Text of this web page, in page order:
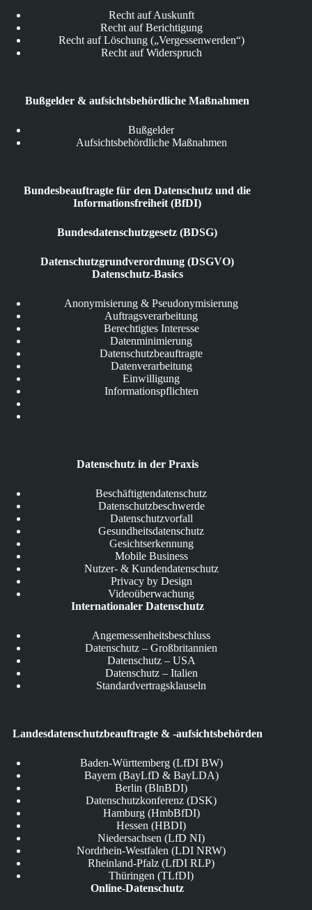
Recht auf Auskunft
Recht auf Berichtigung
Recht auf Löschung („Vergessenwerden“)
Recht auf Widerspruch
Bußgelder & aufsichtsbehördliche Maßnahmen
Bußgelder
Aufsichtsbehördliche Maßnahmen
Bundesbeauftragte für den Datenschutz und die
Informationsfreiheit (BfDI)
Bundesdatenschutzgesetz (BDSG)
Datenschutzgrundverordnung (DSGVO)
Datenschutz-Basics
Anonymisierung & Pseudonymisierung
Auftragsverarbeitung
Berechtigtes Interesse
Datenminimierung
Datenschutzbeauftragte
Datenverarbeitung
Einwilligung
Informationspflichten
Datenschutz in der Praxis
Beschäftigtendatenschutz
Datenschutzbeschwerde
Datenschutzvorfall
Gesundheitsdatenschutz
Gesichtserkennung
Mobile Business
Nutzer- & Kundendatenschutz
Privacy by Design
Videoüberwachung
Internationaler Datenschutz
Angemessenheitsbeschluss
Datenschutz – Großbritannien
Datenschutz – USA
Datenschutz – Italien
Standardvertragsklauseln
Landesdatenschutzbeauftragte & -aufsichtsbehörden
Baden-Württemberg (LfDI BW)
Bayern (BayLfD & BayLDA)
Berlin (BlnBDI)
Datenschutzkonferenz (DSK)
Hamburg (HmbBfDI)
Hessen (HBDI)
Niedersachsen (LfD NI)
Nordrhein-Westfalen (LDI NRW)
Rheinland-Pfalz (LfDI RLP)
Thüringen (TLfDI)
Online-Datenschutz